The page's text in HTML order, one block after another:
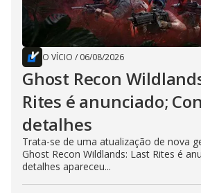
O VÍCIO / 06/08/2026
Ghost Recon
Rites é anunciado;
detalhes
Trata-se de uma atualização de nova
Ghost Recon Wildlands: Last Rites é
detalhes apareceu...